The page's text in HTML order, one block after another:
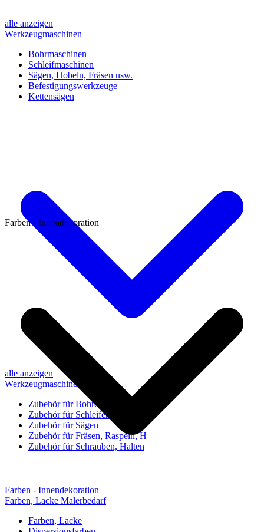
alle anzeigen
Werkzeugmaschinen
Bohrmaschinen
Schleifmaschinen
Sägen, Hobeln, Fräsen usw.
Befestigungswerkzeuge
Kettensägen
alle anzeigen
Werkzeugmaschinen-Zubehör
Zubehör für Bohren, Bohrhilfen
Zubehör für Schleifen, Poliere
Zubehör für Sägen
Zubehör für Fräsen, Raspeln, H
Zubehör für Schrauben, Halten
Farben - Innendekoration
Farben - Innendekoration
Farben, Lacke Malerbedarf
Farben, Lacke